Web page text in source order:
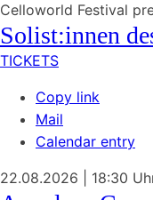
Celloworld Festival
Solist:innen
TICKETS
Copy link
Mail
Calendar entry
22.08.2026 | 18:30